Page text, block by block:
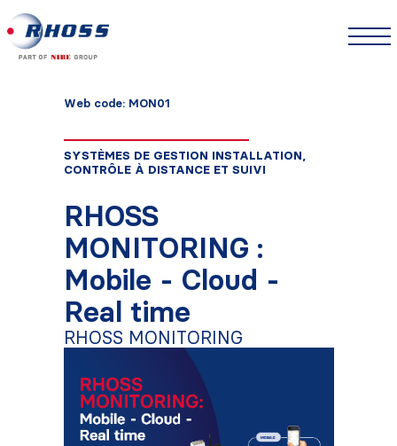
Web code: MON01
SYSTÈMES DE GESTION INSTALLATION,
CONTRÔLE À DISTANCE ET SUIVI
RHOSS
MONITORING :
Mobile - Cloud -
Real time
RHOSS MONITORING